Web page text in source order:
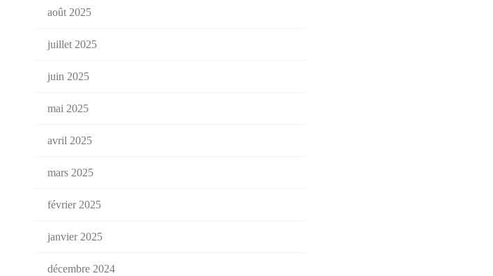
août 2025
juillet 2025
juin 2025
mai 2025
avril 2025
mars 2025
février 2025
janvier 2025
décembre 2024